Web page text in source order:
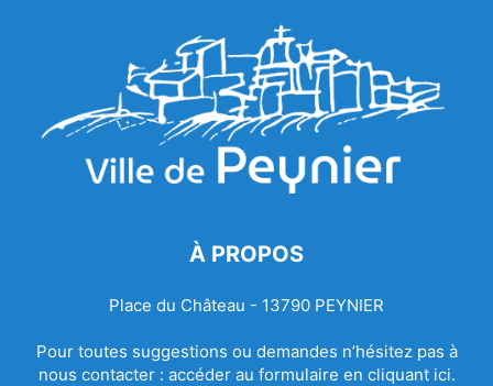
À PROPOS
Place du Château - 13790 PEYNIER
Pour toutes suggestions ou demandes n’hésitez pas à
nous contacter : accéder au formulaire en cliquant ici.